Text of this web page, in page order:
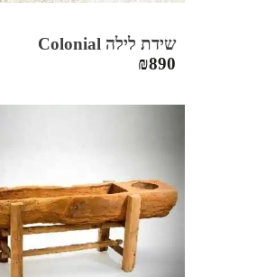
שידת לילה Colonial
₪890